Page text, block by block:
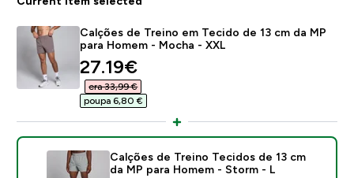
Calções de Treino em Tecido de 13 cm da MP
para Homem - Mocha - XXL
discounted price
27.19€‎
era 33,99 €‎
poupa 6,80 €‎
Calções de Treino Tecidos de 13 cm
da MP para Homem - Storm - L